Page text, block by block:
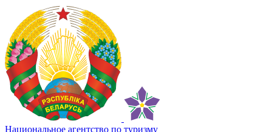
Национальное агентство по туризму